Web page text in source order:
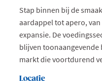
Stap binnen bij de
aardappel tot apero,
expansie. De
blijven
markt die voortdurend
Locatie